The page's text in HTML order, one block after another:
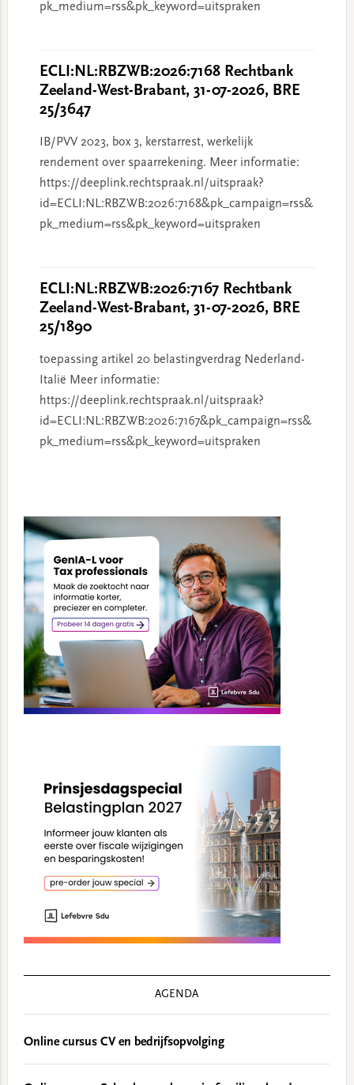
pk_medium=rss&pk_keyword=uitspraken
ECLI:NL:RBZWB:2026:7168 Rechtbank
Zeeland-West-Brabant, 31-07-2026, BRE
25/3647
IB/PVV 2023, box 3, kerstarrest, werkelijk
rendement over spaarrekening. Meer informatie:
https://deeplink.rechtspraak.nl/uitspraak?
id=ECLI:NL:RBZWB:2026:7168&pk_campaign=rss&
pk_medium=rss&pk_keyword=uitspraken
ECLI:NL:RBZWB:2026:7167 Rechtbank
Zeeland-West-Brabant, 31-07-2026, BRE
25/1890
toepassing artikel 20 belastingverdrag Nederland-
Italië Meer informatie:
https://deeplink.rechtspraak.nl/uitspraak?
id=ECLI:NL:RBZWB:2026:7167&pk_campaign=rss&
pk_medium=rss&pk_keyword=uitspraken
Sidebar
AGENDA
Online cursus CV en bedrijfsopvolging